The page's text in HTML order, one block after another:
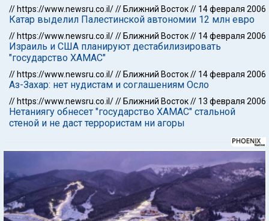
// https://www.newsru.co.il/// Ближний Восток// 14 февраля 2006
Катар выделил Палестинской автономии 12 млн евро
// https://www.newsru.co.il/// Ближний Восток// 14 февраля 2006
Израиль и США планируют дестабилизировать
"государство ХАМАС"
// https://www.newsru.co.il/// Ближний Восток// 14 февраля 2006
Аз-Захар: нет нудистам и соглашениям Осло
// https://www.newsru.co.il/// Ближний Восток// 13 февраля 2006
Нетаниягу обнесет "государство ХАМАС" стальной
стеной и не даст террористам ни агоры